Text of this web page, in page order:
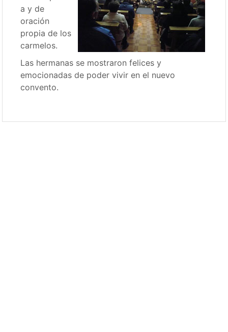
a y de
oración
propia de los
carmelos.
Las hermanas se mostraron felices y
emocionadas de poder vivir en el nuevo
convento.